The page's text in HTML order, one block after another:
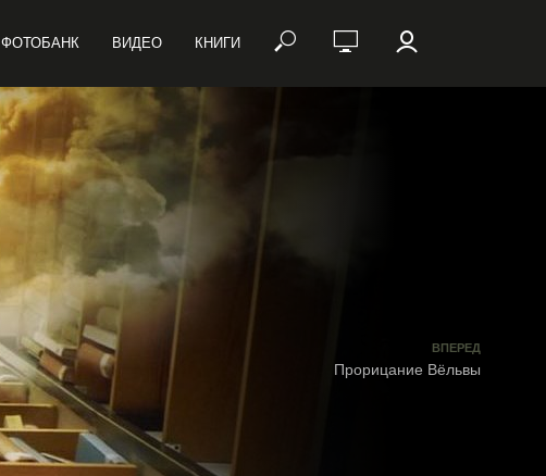
ФОТОБАНК ВИДЕО КНИГИ
ВПЕРЕД
Прорицание Вёльвы